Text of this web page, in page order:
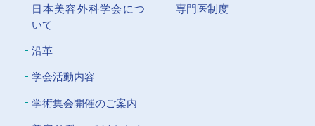
⽇本美容外科学会につ
いて
沿革
学会活動内容
学術集会開催のご案内
専門医制度